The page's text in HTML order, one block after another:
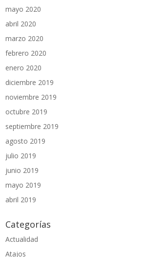
mayo 2020
abril 2020
marzo 2020
febrero 2020
enero 2020
diciembre 2019
noviembre 2019
octubre 2019
septiembre 2019
agosto 2019
julio 2019
junio 2019
mayo 2019
abril 2019
Categorías
Actualidad
Atajos